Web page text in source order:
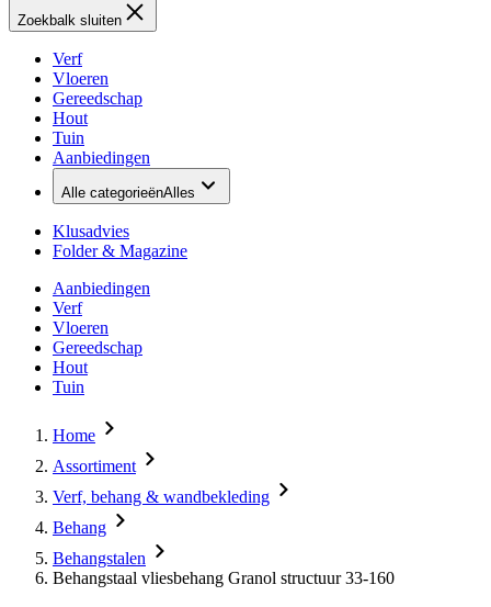
Zoekbalk sluiten
Verf
Vloeren
Gereedschap
Hout
Tuin
Aanbiedingen
Alle categorieënAlles
Klusadvies
Folder & Magazine
Aanbiedingen
Verf
Vloeren
Gereedschap
Hout
Tuin
Home
Assortiment
Verf, behang & wandbekleding
Behang
Behangstalen
Behangstaal vliesbehang Granol structuur 33-160